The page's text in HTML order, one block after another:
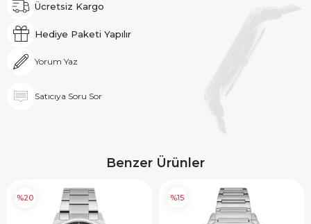
Ücretsiz Kargo
Hediye Paketi Yapılır
Yorum Yaz
Satıcıya Soru Sor
Benzer Ürünler
%20 %15